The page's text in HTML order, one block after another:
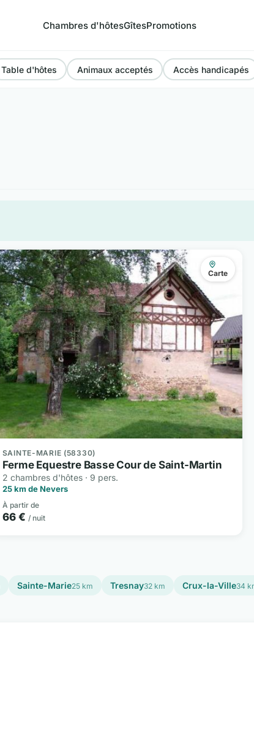
Chambres d'hôtesGîtesPromotions
Table d'hôtes Animaux acceptés Accès handicapés
Carte
SAINTE-MARIE (58330)
Ferme Equestre Basse Cour de Saint-Martin
2 chambres d'hôtes · 9 pers.
25 km de Nevers
À partir de
66 € / nuit
Sainte-Marie25 km Tresnay32 km Crux-la-Ville34